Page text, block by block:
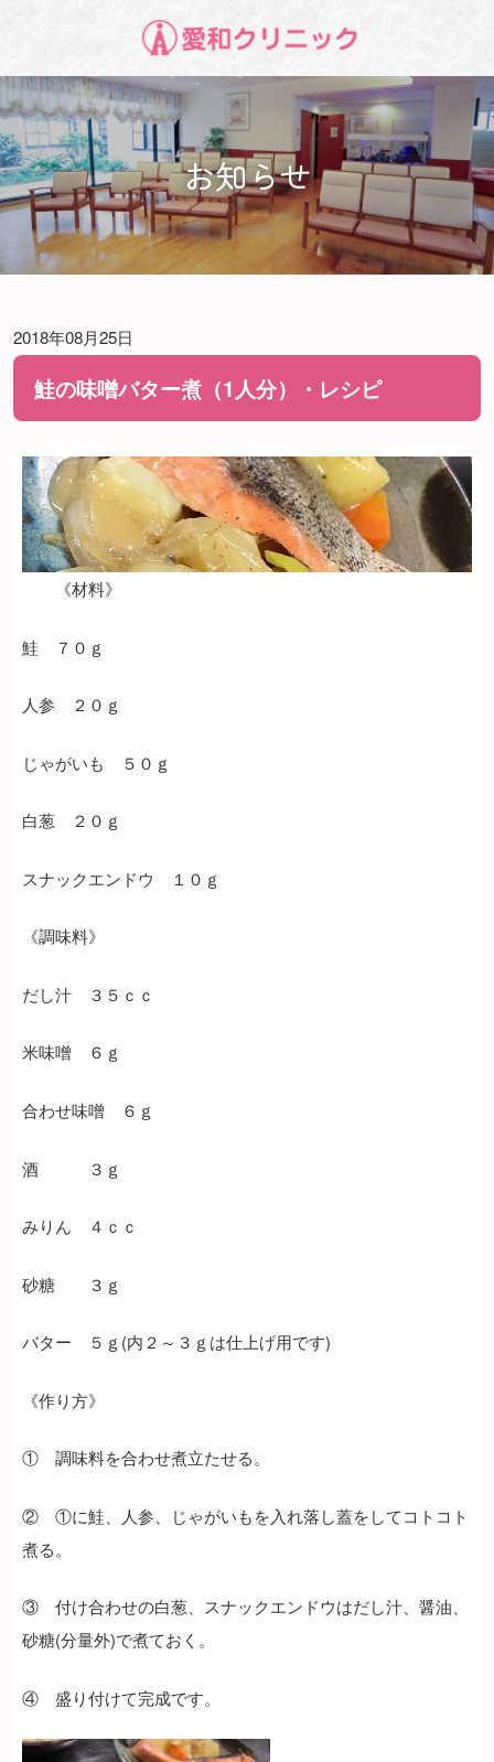
お知らせ
2018年08月25日
鮭の味噌バター煮（1人分）・レシピ
《材料》
鮭 ７０ｇ
人参 ２０ｇ
じゃがいも ５０ｇ
白葱 ２０ｇ
スナックエンドウ １０ｇ
《調味料》
だし汁 ３５ｃｃ
米味噌 ６ｇ
合わせ味噌 ６ｇ
酒 ３ｇ
みりん ４ｃｃ
砂糖 ３ｇ
バター ５ｇ(内２～３ｇは仕上げ用です)
《作り方》
① 調味料を合わせ煮立たせる。
② ①に鮭、人参、じゃがいもを入れ落し蓋をしてコトコト
煮る。
③ 付け合わせの白葱、スナックエンドウはだし汁、醤油、
砂糖(分量外)で煮ておく。
④ 盛り付けて完成です。